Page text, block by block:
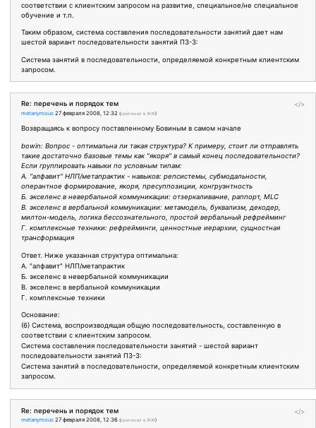
соответствии с клиентским запросом на развитие, специальное/не специальное
обучение и т.п.
Таким образом, система составления последовательности занятий дает нам
шестой вариант последовательности занятий ПЗ-3:
Система занятий в последовательности, определяемой конкретным клиентским
запросом.
</>
Re: перечень и порядок тем
metanymous 27 февраля 2008, 12:32 (оригинал в ЖЖ)
Возвращаясь к вопросу поставленному Бовиным в самом начале
bowin: Вопрос - оптимальна ли такая структура? К примеру, стоит ли отправлять
такие достаточно базовые темы как "якоря" в самый конец последовательности?
Если группировать навыки по условным типам:
А. "алфавит" НЛП/метапрактик - навыков: репсистемы, субмодальности,
оперантное формирование, якоря, пресуппозиции, конгруэнтность
Б. экселенс в невербальной коммуникации: отзеркаливание, раппорт, MLC
В. экселенс в вербальной коммуникации: метамодель, буквализм, декодер,
милтон-модель, логика бессознательного, простой вербальный рефрейминг
Г. комплексные техники: рефрейминги, ценностные иерархии, сущностная
трансформация
Ответ. Ниже указанная структура оптимальна:
А. "алфавит" НЛП/метапрактик
Б. экселенс в невербальной коммуникации
В. экселенс в вербальной коммуникации
Г. комплексные техники
Основание:
(6) Система, воспроизводящая общую последовательность, составленную в
соответствии с клиентским запросом.
Система составления последовательности занятий - шестой вариант
последовательности занятий ПЗ-3:
Система занятий в последовательности, определяемой конкретным клиентским
запросом.
</>
Re: перечень и порядок тем
metanymous 27 февраля 2008, 12:36 (оригинал в ЖЖ)